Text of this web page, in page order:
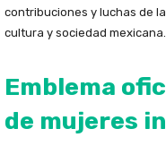
contribuciones y luchas de
cultura y sociedad mexicana.
Emblema
de mujeres